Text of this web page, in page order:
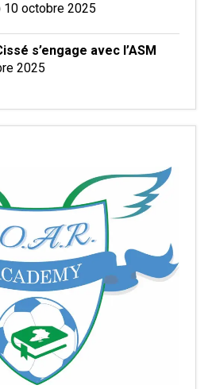
10 octobre 2025
s’engage avec l’ASM
2025